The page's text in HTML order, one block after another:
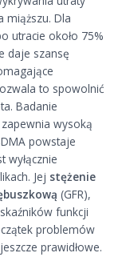
miąższu. Dla
utracie około 75%
daje szansę
to spowolnić
Badanie
wysoką
powstaje
wyłącznie
Jej stężenie
(GFR),
funkcji
problemów
prawidłowe.